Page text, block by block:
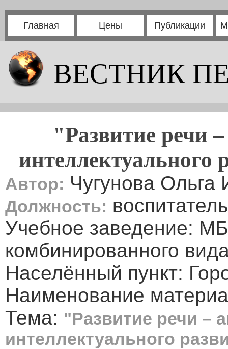
Главная Цены Публикации
ВЕСТНИК
"Развитие речи
Автор: Чугунова Ольга
Должность: воспитатель
Учебное заведение:
комбинированного
Населённый пункт:
Наименование
Тема: "Развитие речи –
интеллектуального